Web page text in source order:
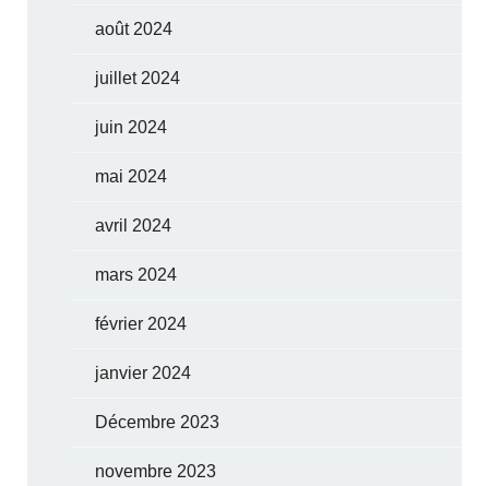
août 2024
juillet 2024
juin 2024
mai 2024
avril 2024
mars 2024
février 2024
janvier 2024
Décembre 2023
novembre 2023